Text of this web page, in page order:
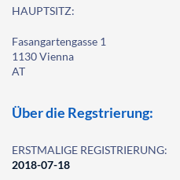
HAUPTSITZ:
Fasangartengasse 1
1130 Vienna
AT
Über die Regstrierung:
ERSTMALIGE REGISTRIERUNG:
2018-07-18